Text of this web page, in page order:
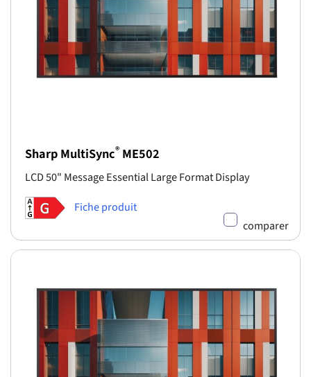
Sharp MultiSync® ME502
LCD 50" Message Essential Large Format Display
Fiche produit
comparer